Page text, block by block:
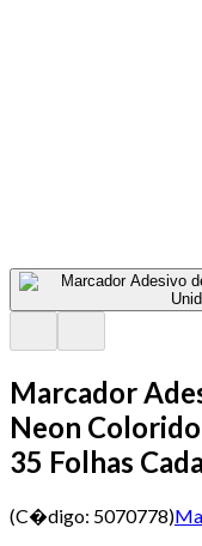
Marcador
Neon
35 Folhas Cada
(C�digo: 5070778)